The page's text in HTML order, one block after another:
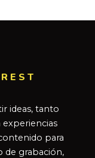
ideas, tanto
para
de grabación,